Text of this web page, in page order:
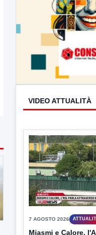
7 AGOSTO 2026
Miasmi e Calore,
attraverso il
Nessuna nuova moria
criticità igienico-